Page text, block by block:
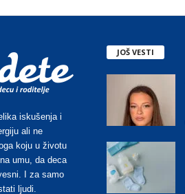
iskušenja i
ali ne
koju u životu
umu, da deca
I za samo
ljudi.
JOŠ VESTI